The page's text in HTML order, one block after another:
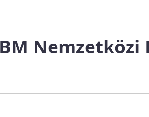
BM Nemzetközi